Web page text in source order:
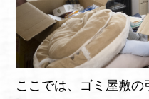
ここでは、ゴミ屋敷